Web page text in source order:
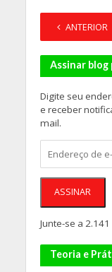
ANTERIOR
1 …
Assinar blog
Digite seu
e receber
mail.
de
e-
mail
ASSINAR
Junte-se a
Teoria e